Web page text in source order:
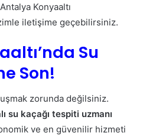
Konyaaltı
iletişime geçebilirsiniz.
Su
Son!
zorunda değilsiniz.
su kaçağı tespiti uzmanı
ve en güvenilir hizmeti